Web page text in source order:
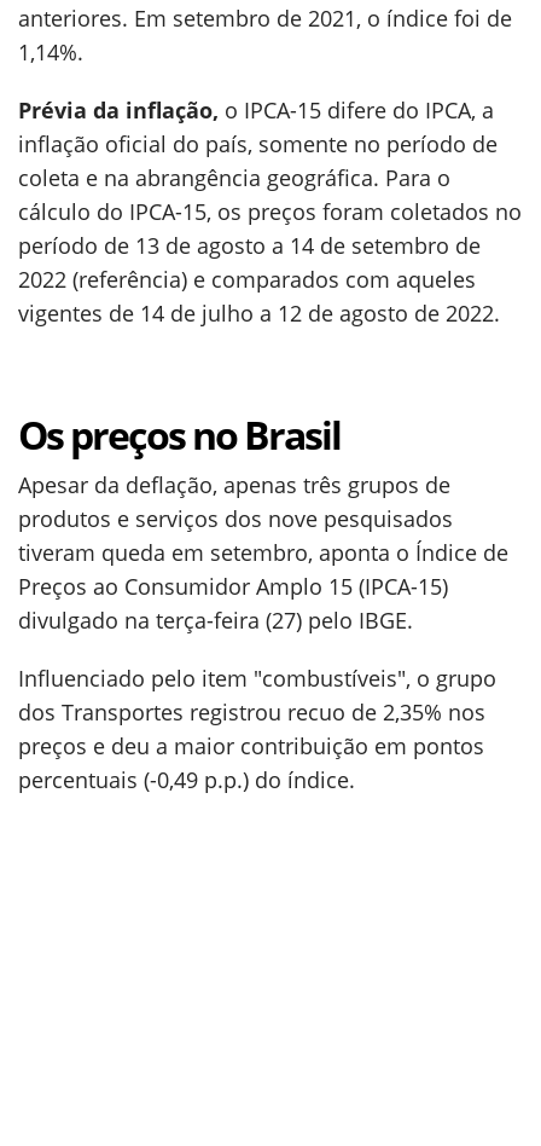
anteriores. Em setembro de 2021, o índice foi de
1,14%.
Prévia da inflação, o IPCA-15 difere do IPCA, a
inflação oficial do país, somente no período de
coleta e na abrangência geográfica. Para o
cálculo do IPCA-15, os preços foram coletados no
período de 13 de agosto a 14 de setembro de
2022 (referência) e comparados com aqueles
vigentes de 14 de julho a 12 de agosto de 2022.
Os preços no Brasil
Apesar da deflação, apenas três grupos de
produtos e serviços dos nove pesquisados
tiveram queda em setembro, aponta o Índice de
Preços ao Consumidor Amplo 15 (IPCA-15)
divulgado na terça-feira (27) pelo IBGE.
Influenciado pelo item "combustíveis", o grupo
dos Transportes registrou recuo de 2,35% nos
preços e deu a maior contribuição em pontos
percentuais (-0,49 p.p.) do índice.